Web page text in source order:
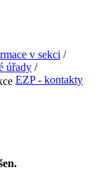
v sekci /
úřady /
EZP - kontakty